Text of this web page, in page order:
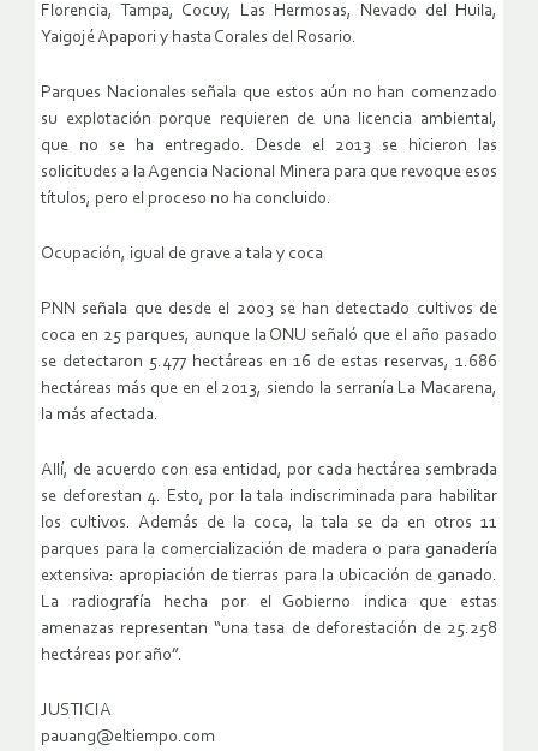
Florencia, Tampa, Cocuy, Las Hermosas, Nevado del Huila,
Yaigojé Apapori y hasta Corales del Rosario.
Parques Nacionales señala que estos aún no han comenzado
su explotación porque requieren de una licencia ambiental,
que no se ha entregado. Desde el 2013 se hicieron las
solicitudes a la Agencia Nacional Minera para que revoque esos
títulos, pero el proceso no ha concluido.
Ocupación, igual de grave a tala y coca
PNN señala que desde el 2003 se han detectado cultivos de
coca en 25 parques, aunque la ONU señaló que el año pasado
se detectaron 5.477 hectáreas en 16 de estas reservas, 1.686
hectáreas más que en el 2013, siendo la serranía La Macarena,
la más afectada.
Allí, de acuerdo con esa entidad, por cada hectárea sembrada
se deforestan 4. Esto, por la tala indiscriminada para habilitar
los cultivos. Además de la coca, la tala se da en otros 11
parques para la comercialización de madera o para ganadería
extensiva: apropiación de tierras para la ubicación de ganado.
La radiografía hecha por el Gobierno indica que estas
amenazas representan “una tasa de deforestación de 25.258
hectáreas por año”.
JUSTICIA
pauang@eltiempo.com